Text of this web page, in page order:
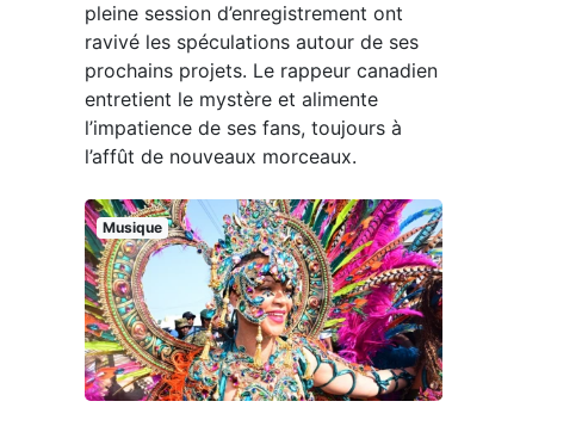
pleine session d’enregistrement ont
ravivé les spéculations autour de ses
prochains projets. Le rappeur canadien
entretient le mystère et alimente
l’impatience de ses fans, toujours à
l’affût de nouveaux morceaux.
Musique